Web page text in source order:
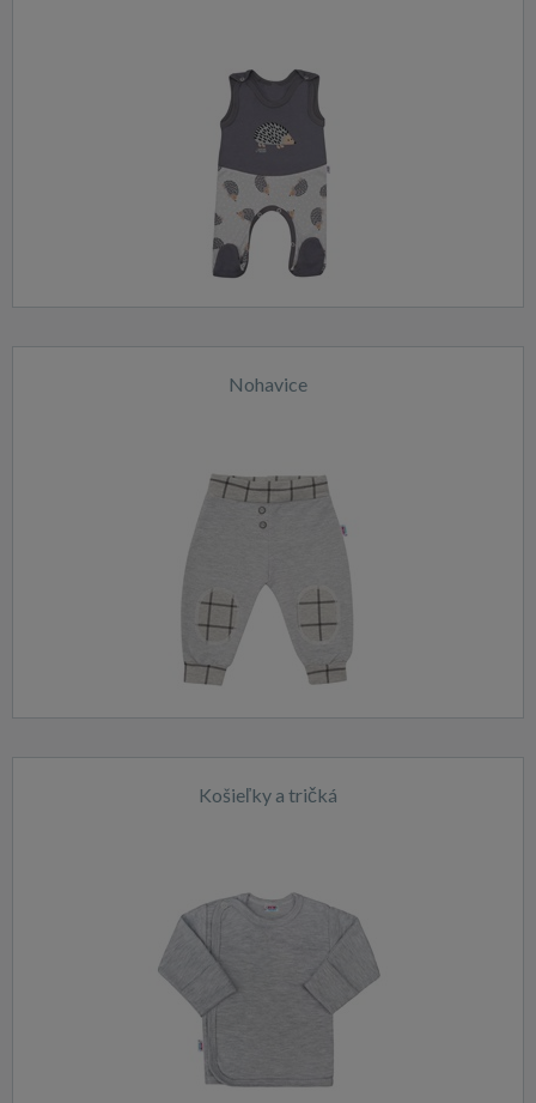
Nohavice
Košieľky a tričká